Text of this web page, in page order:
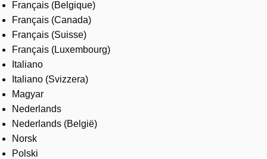
Français (Belgique)
Français (Canada)
Français (Suisse)
Français (Luxembourg)
Italiano
Italiano (Svizzera)
Magyar
Nederlands
Nederlands (België)
Norsk
Polski